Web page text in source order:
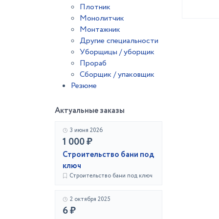
Плотник
Монолитчик
Монтажник
Другие специальности
Уборщицы / уборщик
Прораб
Сборщик / упаковщик
Резюме
Актуальные заказы
3 июня 2026
1 000 ₽
Строительство бани под
ключ
Строительство бани под ключ
2 октября 2025
6 ₽